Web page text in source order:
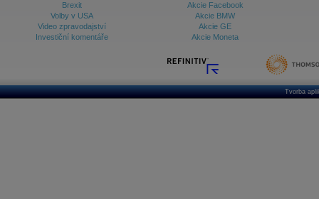
Brexit
Volby v USA
Video zpravodajství
Investiční komentáře
Akcie Facebook
Akcie BMW
Akcie GE
Akcie Moneta
Tvorba